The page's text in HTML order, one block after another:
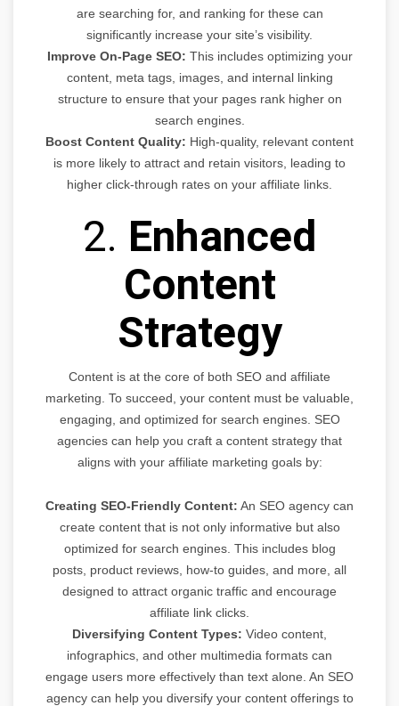
are searching for, and ranking for these can
significantly increase your site’s visibility.
Improve On-Page SEO: This includes optimizing your
content, meta tags, images, and internal linking
structure to ensure that your pages rank higher on
search engines.
Boost Content Quality: High-quality, relevant content
is more likely to attract and retain visitors, leading to
higher click-through rates on your affiliate links.
2. Enhanced
Content
Strategy
Content is at the core of both SEO and affiliate
marketing. To succeed, your content must be valuable,
engaging, and optimized for search engines. SEO
agencies can help you craft a content strategy that
aligns with your affiliate marketing goals by:
Creating SEO-Friendly Content: An SEO agency can
create content that is not only informative but also
optimized for search engines. This includes blog
posts, product reviews, how-to guides, and more, all
designed to attract organic traffic and encourage
affiliate link clicks.
Diversifying Content Types: Video content,
infographics, and other multimedia formats can
engage users more effectively than text alone. An SEO
agency can help you diversify your content offerings to